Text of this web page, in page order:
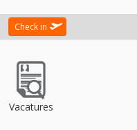
Check in
Vacatures